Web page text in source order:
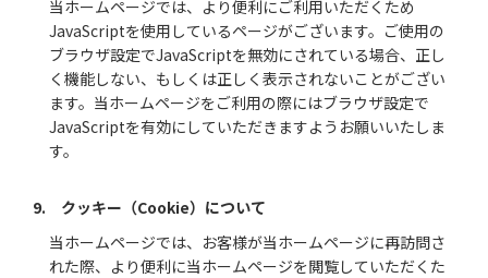
当ホームページでは、より便利にご利用いただくため
JavaScriptを使用しているページがございます。ご使用の
ブラウザ設定でJavaScriptを無効にされている場合、正し
く機能しない、もしくは正しく表示されないことがござい
ます。当ホームページをご利用の際にはブラウザ設定で
JavaScriptを有効にしていただきますようお願いいたしま
す。
9. クッキー（Cookie）について
当ホームページでは、お客様が当ホームページに再訪問さ
れた際、より便利に当ホームページを閲覧していただくた